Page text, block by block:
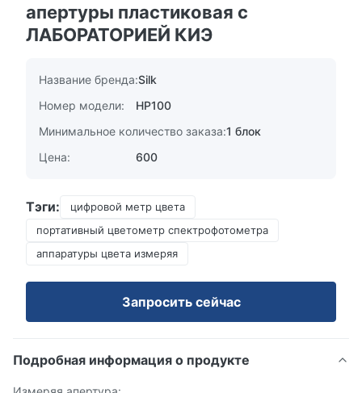
апертуры пластиковая с
ЛАБОРАТОРИЕЙ КИЭ
Название бренда:Silk
Номер модели:
НР100
Минимальное количество заказа:1 блок
Цена:
600
Тэги:
цифровой метр цвета
портативный цветометр спектрофотометра
аппаратуры цвета измеряя
Запросить сейчас
Подробная информация о продукте